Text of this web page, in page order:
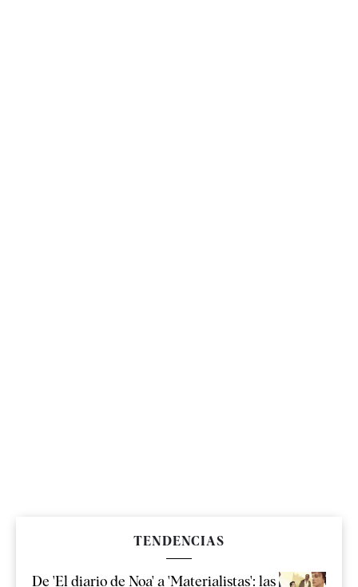
TENDENCIAS
De 'El diario de Noa' a 'Materialistas': las